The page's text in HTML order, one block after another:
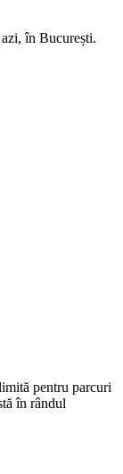
în București.
pentru parcuri
în rândul